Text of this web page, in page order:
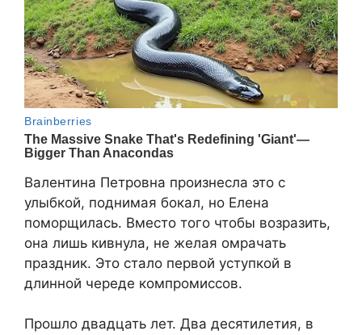
Валентина Петровна произнесла это с
улыбкой, поднимая бокал, но Елена
поморщилась. Вместо того чтобы возразить,
она лишь кивнула, не желая омрачать
праздник. Это стало первой уступкой в
длинной череде компромиссов.
Прошло двадцать лет. Два десятилетия, в